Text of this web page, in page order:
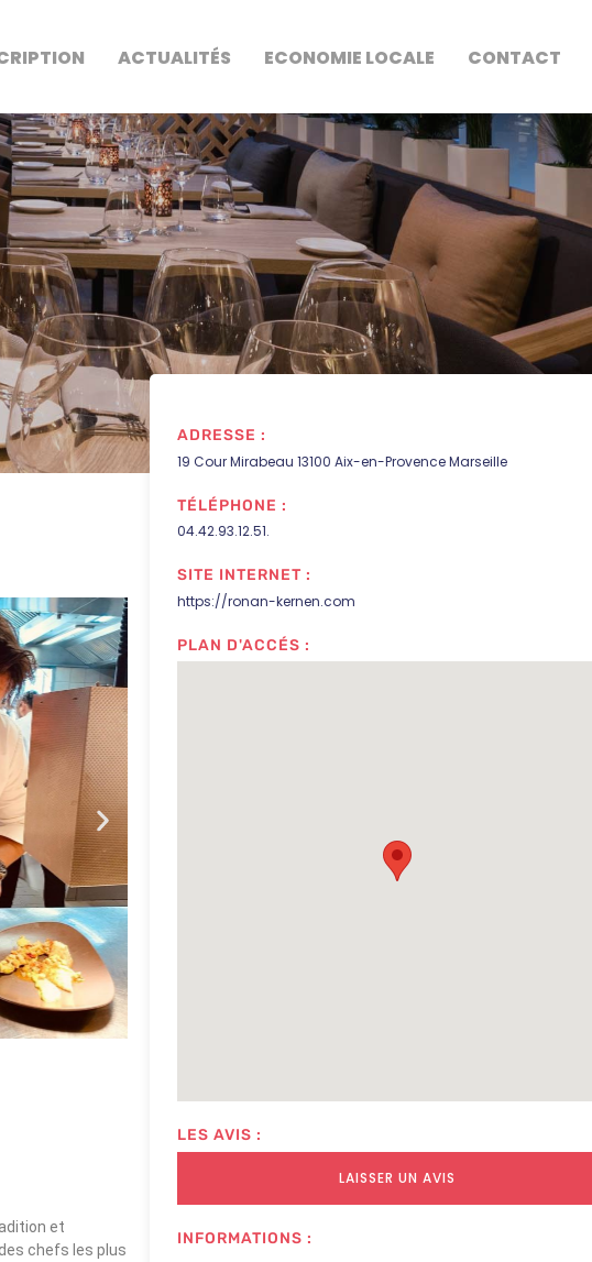
ACTUALITÉS ECONOMIE LOCALE CONTACT
et
chefs les plus
ADRESSE :
19 Cour Mirabeau 13100 Aix-en-Provence Marseille
TÉLÉPHONE :
04.42.93.12.51.
SITE INTERNET :
https://ronan-kernen.com
PLAN D'ACCÉS :
LES AVIS :
LAISSER UN AVIS
INFORMATIONS :